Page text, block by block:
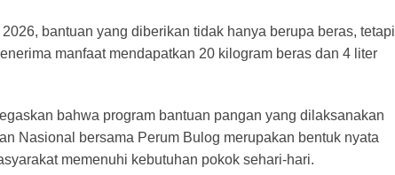
bantuan yang diberikan tidak hanya berupa beras, tetapi
manfaat mendapatkan 20 kilogram beras dan 4 liter
bahwa program bantuan pangan yang dilaksanakan
Nasional bersama Perum Bulog merupakan bentuk nyata
memenuhi kebutuhan pokok sehari-hari.